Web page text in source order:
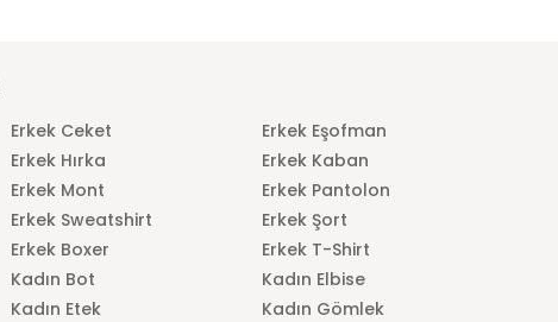
Erkek Ceket
Erkek Eşofman
Erkek Hırka
Erkek Kaban
Erkek Mont
Erkek Pantolon
Erkek Sweatshirt
Erkek Şort
Erkek Boxer
Erkek T-Shirt
Kadın Bot
Kadın Elbise
Kadın Etek
Kadın Gömlek